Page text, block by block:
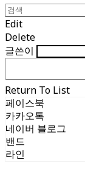
Edit
Delete
글쓴이
Return To List
페이스북
카카오톡
네이버 블로그
밴드
라인